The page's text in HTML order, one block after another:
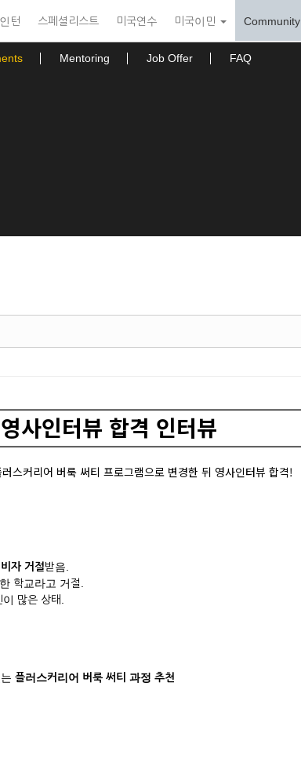
턴 스페셜리스트 미국연수 미국이민 Community
Mentoring Job Offer FAQ
영사인터뷰 합격 인터뷰
스커리어 버룩 써티 프로그램으로 변경한 뒤 영사인터뷰 합격!
자 거절받음.
학교라고 거절.
많은 상태.
플러스커리어 버룩 써티 과정 추천